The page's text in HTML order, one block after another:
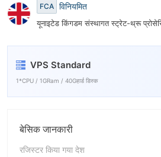
FCA विनियमित
यूनाइटेड किंगडम संस्थागत स्ट्रेट-थ्रू
VPS Standard
1*CPU / 1GRam / 40Gहार्ड डिस्क
बेसिक जानकारी
रजिस्टर किया गया देश